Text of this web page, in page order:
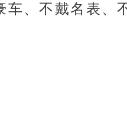
、不戴名表、